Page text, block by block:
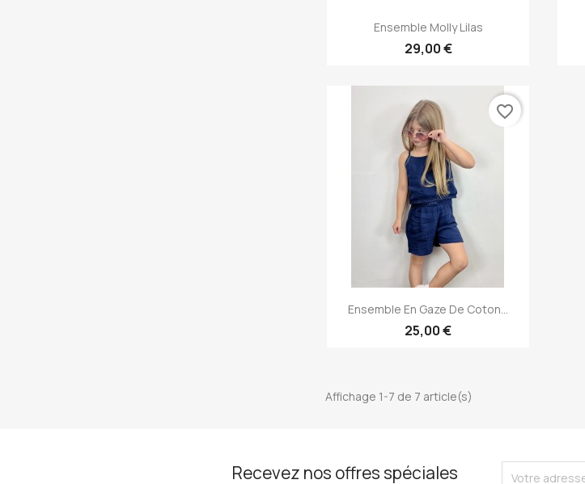
Aperçu rapide
Ensemble Molly Lilas
29,00 €
Aperçu rapide
Ensemble En Gaze De Coton...
25,00 €
favorite_border
Affichage 1-7 de 7 article(s)
Recevez nos offres spéciales